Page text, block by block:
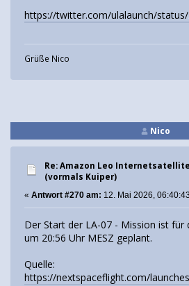
https://twitter.com/ulalaunch/status/
Grüße Nico
Nico
Re: Amazon Leo
(vormals Kuiper)
« Antwort #270 am: 12. Mai 2026,
Der Start der LA-07 - Mission ist für
um 20:56 Uhr MESZ geplant.
Quelle:
https://nextspaceflight.com/